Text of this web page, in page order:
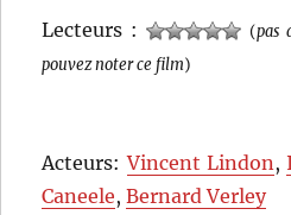
Lecteurs : (pas
pouvez noter ce film)
Acteurs:Vincent Lindon ,
Caneele,Bernard Verley